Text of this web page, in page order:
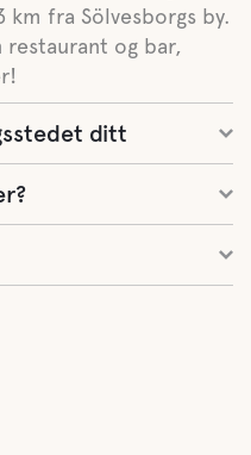
km fra Sölvesborgs by.
restaurant og bar,
ditt